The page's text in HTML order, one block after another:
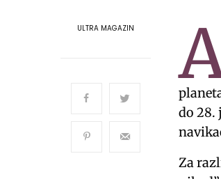
ULTRA MAGAZIN
do 28.
Za